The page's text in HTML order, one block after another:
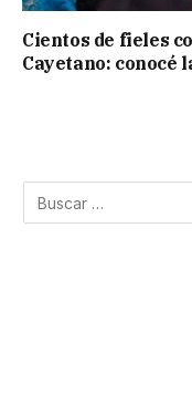
Cientos de fieles
Cayetano: conocé